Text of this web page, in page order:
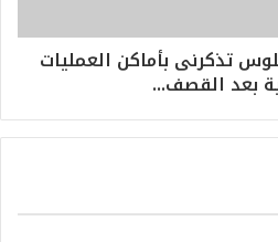
تذكرنى بأماكن العمليات
بعد القصف...